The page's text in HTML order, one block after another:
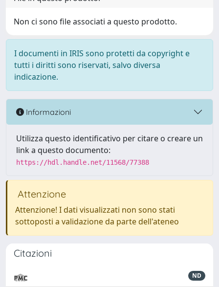
Non ci sono file associati a questo prodotto.
I documenti in IRIS sono protetti da copyright e
tutti i diritti sono riservati, salvo diversa
indicazione.
Informazioni
Utilizza questo identificativo per citare o creare un
link a questo documento:
https://hdl.handle.net/11568/77388
Attenzione
Attenzione! I dati visualizzati non sono stati
sottoposti a validazione da parte dell'ateneo
Citazioni
ND